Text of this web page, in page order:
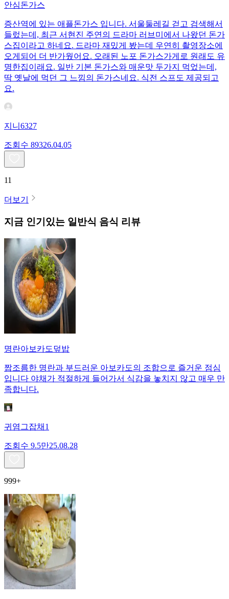
안심돈가스
증산역에 있는 애플돈가스 입니다. 서울둘레길 걷고 검색해서
들렀는데, 최근 서현진 주연의 드라마 러브미에서 나왔던 돈가
스집이라고 하네요. 드라마 재밌게 봤는데 우연히 촬영장소에
오게되어 더 반가웠어요. 오래된 노포 돈가스가게로 원래도 유
명한집이래요. 일반 기본 돈가스와 매운맛 두가지 먹었는데,
딱 옛날에 먹던 그 느낌의 돈가스네요. 식전 스프도 제공되고
요.
지니6327
조회수 89326.04.05
11
더보기
지금 인기있는 일반식 음식 리뷰
명란아보카도덮밥
짭조름한 명란과 부드러운 아보카도의 조합으로 즐거운 점심
입니다 야채가 적절하게 들어가서 식감을 놓치지 않고 매우 만
족합니다.
귀염그잡채1
조회수 9.5만25.08.28
999+